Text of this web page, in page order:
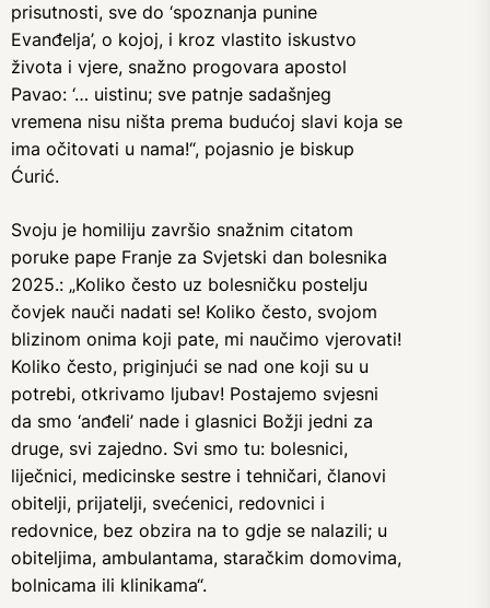
prisutnosti, sve do ‘spoznanja punine
Evanđelja’, o kojoj, i kroz vlastito iskustvo
života i vjere, snažno progovara apostol
Pavao: ‘… uistinu; sve patnje sadašnjeg
vremena nisu ništa prema budućoj slavi koja se
ima očitovati u nama!“, pojasnio je biskup
Ćurić.
Svoju je homiliju završio snažnim citatom
poruke pape Franje za Svjetski dan bolesnika
2025.: „Koliko često uz bolesničku postelju
čovjek nauči nadati se! Koliko često, svojom
blizinom onima koji pate, mi naučimo vjerovati!
Koliko često, priginjući se nad one koji su u
potrebi, otkrivamo ljubav! Postajemo svjesni
da smo ‘anđeli’ nade i glasnici Božji jedni za
druge, svi zajedno. Svi smo tu: bolesnici,
liječnici, medicinske sestre i tehničari, članovi
obitelji, prijatelji, svećenici, redovnici i
redovnice, bez obzira na to gdje se nalazili; u
obiteljima, ambulantama, staračkim domovima,
bolnicama ili klinikama“.